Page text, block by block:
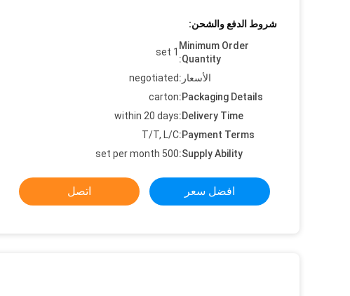
شروط الدفع والشحن:
Minimum Order
Quantity:
1 set
الأسعار:negotiated
Packaging Details:
carton
Delivery Time:
within 20 days
Payment Terms:
T/T, L/C
Supply Ability:
500 set per month
افضل سعر اتصل